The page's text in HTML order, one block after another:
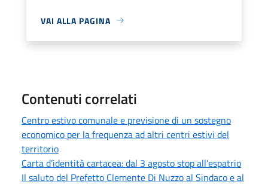
VAI ALLA PAGINA
Contenuti correlati
Centro estivo comunale e previsione di un sostegno
economico per la frequenza ad altri centri estivi del
territorio
Carta d’identità cartacea: dal 3 agosto stop all’espatrio
Il saluto del Prefetto Clemente Di Nuzzo al Sindaco e al